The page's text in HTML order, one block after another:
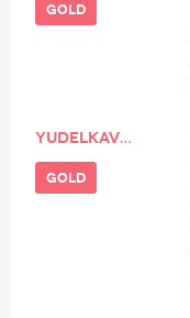
gold
Yudelkavega
gold